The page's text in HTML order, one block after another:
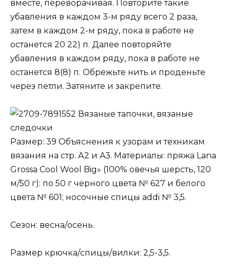
вместе, переворачивая. Повторите такие
убавления в каждом 3-м ряду всего 2 раза,
затем в каждом 2-м ряду, пока в работе не
останется 20 22) п. Далее повторяйте
убавления в каждом ряду, пока в работе не
останется 8(8) п. Обрежьте нить и проденьте
через петли. Затяните и закрепите.
Вязаные тапочки, вязаные
следочки
Размер: 39 Объяснения к узорам и техникам
вязания на стр. А2 и A3. Материалы: пряжа Lana
Grossa Cool Wool Big» (100% овечья шерсть, 120
м/50 г): по 50 г черного цвета № 627 и белого
цвета № 601; носочные спицы addi № 3,5.
Сезон: весна/осень.
Размер крючка/спицы/вилки: 2,5-3,5.